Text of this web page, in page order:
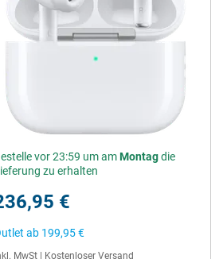
vor 23:59 um amMontagdie
zu erhalten
€
ab 199,95 €
MwSt Kostenloser Versand